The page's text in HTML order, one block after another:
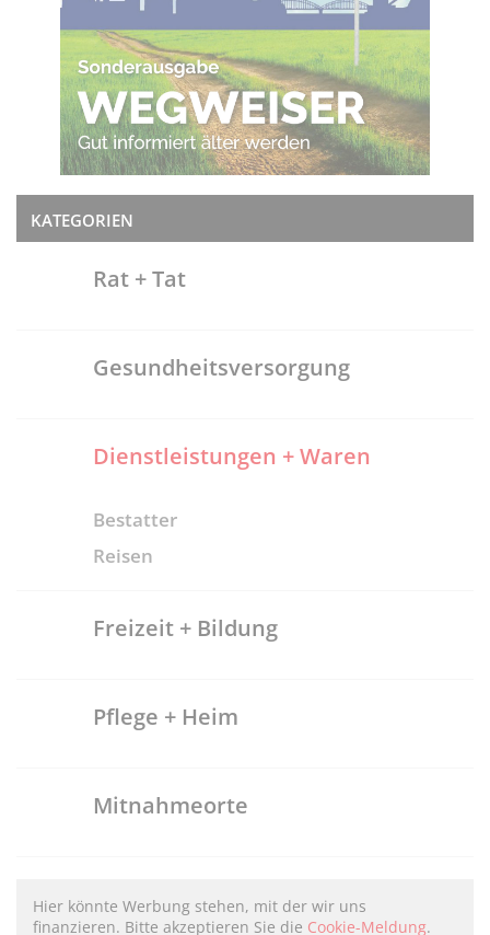
KATEGORIEN
Rat + Tat
Gesundheitsversorgung
Dienstleistungen + Waren
Bestatter
Reisen
Freizeit + Bildung
Pflege + Heim
Mitnahmeorte
Hier könnte Werbung stehen, mit der wir uns
finanzieren. Bitte akzeptieren Sie die Cookie-Meldung.